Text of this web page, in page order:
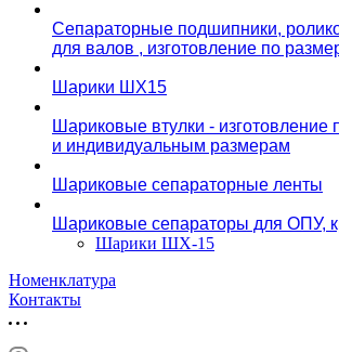
Сепараторные подшипники,
для валов , изготовление по
Шарики ШХ15
Шариковые втулки - изготовление
и индивидуальным размерам
Шариковые сепараторные ленты
Шариковые сепараторы для ОПУ,
Шарики ШХ-15
Номенклатура
Контакты